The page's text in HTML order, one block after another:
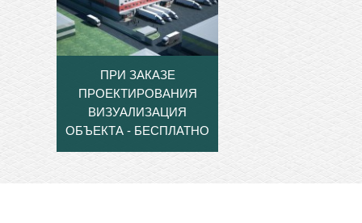
ПРИ ЗАКАЗЕ
ПРОЕКТИРОВАНИЯ
ВИЗУАЛИЗАЦИЯ
ОБЪЕКТА - БЕСПЛАТНО